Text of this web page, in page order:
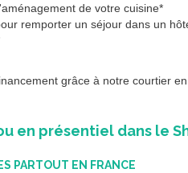
de votre cuisine*
remporter un séjour dans un
grâce à notre courtier
en présentiel dans le
PARTOUT EN FRANCE